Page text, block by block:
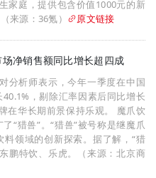
家庭，提供包含价值1000元的新
来源：36氪）
原文链接
净销售额同比增长超四成
分析师表示，今年一季度在中国
，剔除汇率因素后同比增长
在华长期前景保持乐观。 魔爪饮
“猎兽”。“猎兽”被号称是继魔爪
领域的创新探索。据了解，“猎
鹏特饮、乐虎。（来源：北京商